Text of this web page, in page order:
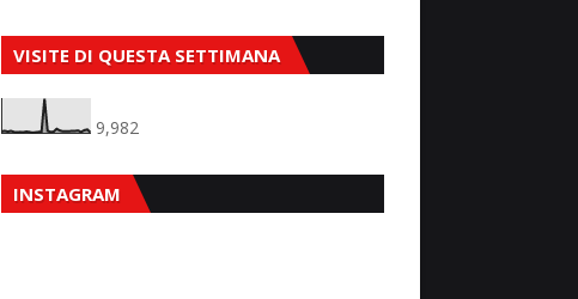
VISITE DI QUESTA SETTIMANA
9,982
INSTAGRAM